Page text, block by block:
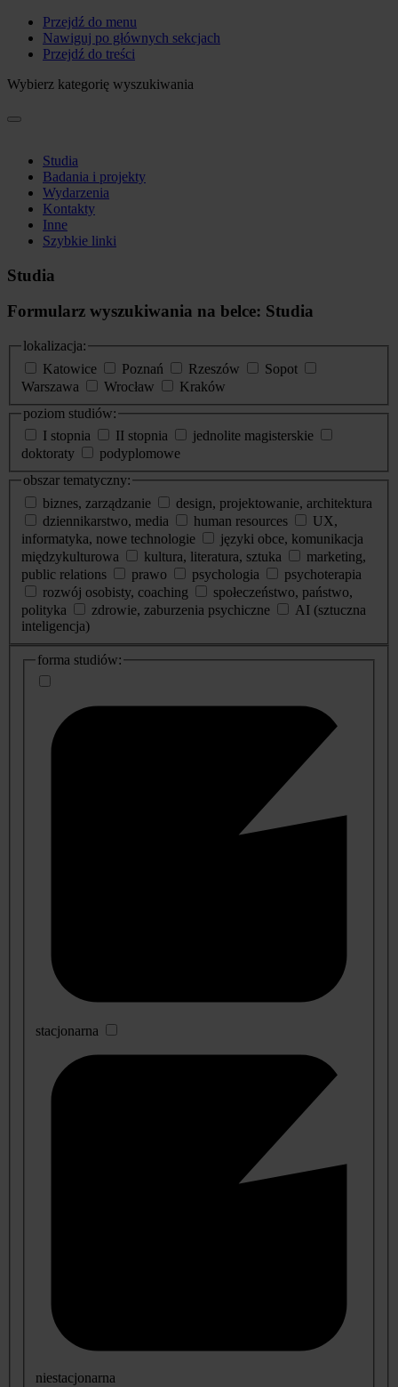
Przejdź do menu
Nawiguj po głównych sekcjach
Przejdź do treści
Wybierz kategorię wyszukiwania
Studia
Badania i projekty
Wydarzenia
Kontakty
Inne
Szybkie linki
Studia
Formularz wyszukiwania na belce: Studia
lokalizacja:
Katowice
Poznań Rzeszów
Sopot
Warszawa
Wrocław
Kraków
poziom studiów:
I stopnia
II stopnia
jednolite magisterskie
doktoraty
podyplomowe
obszar tematyczny:
biznes, zarządzanie
design, projektowanie, architektura
dziennikarstwo, media
human resources
UX,
informatyka, nowe technologie
języki obce, komunikacja
międzykulturowa
kultura, literatura, sztuka
marketing,
public relations
prawo psychologia
psychoterapia
rozwój osobisty, coaching
społeczeństwo, państwo,
polityka
zdrowie, zaburzenia psychiczne
AI (sztuczna
inteligencja)
dodatkowe
informacje
forma studiów:
stacjonarna
niestacjonarna